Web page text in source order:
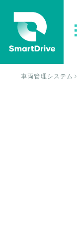
車両管理システム